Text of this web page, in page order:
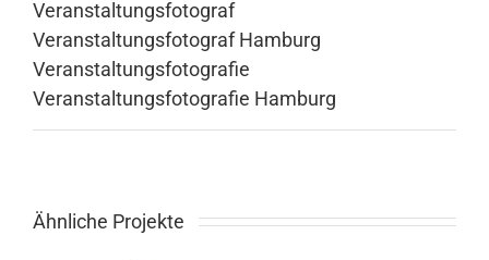
Veranstaltungsfotograf
Veranstaltungsfotograf Hamburg
Veranstaltungsfotografie
Veranstaltungsfotografie Hamburg
Ähnliche Projekte